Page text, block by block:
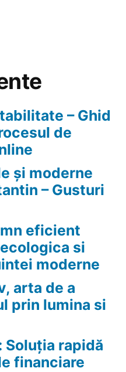
– Ghid
de
și moderne
– Gusturi
eficient
si
moderne
arta de a
prin lumina si
rapidă
financiare